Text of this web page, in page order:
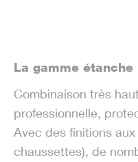
La gamme étanche
Combinaison très
professionnelle,
Avec des finitions
chaussettes), de